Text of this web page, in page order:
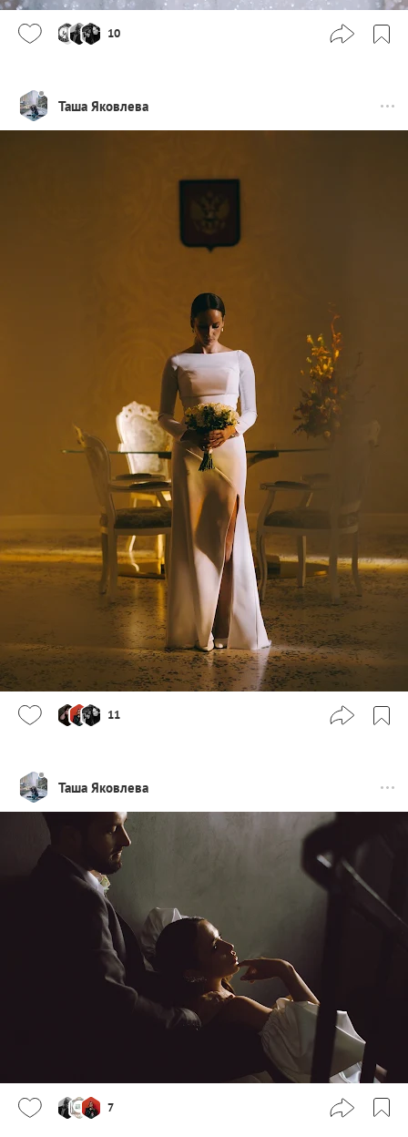
10
Таша Яковлева
11
Таша Яковлева
7